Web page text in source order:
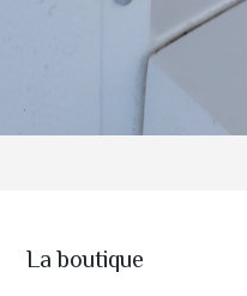
La boutique